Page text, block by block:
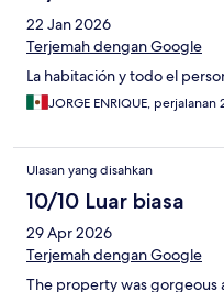
22 Jan 2026
Terjemah dengan Google
La habitación y todo el
JORGE ENRIQUE, perjalanan
Ulasan yang disahkan
10/10 Luar biasa
29 Apr 2026
Terjemah dengan Google
The property was